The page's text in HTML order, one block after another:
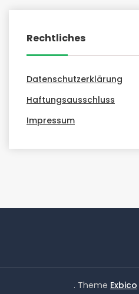
Rechtliches
Datenschutzerklärung
Haftungsausschluss
Impressum
. Theme Exbico